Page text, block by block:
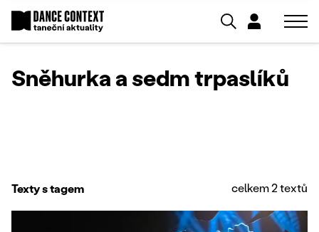
Sněhurka a sedm trpaslíků
Texty s tagem celkem 2 textů